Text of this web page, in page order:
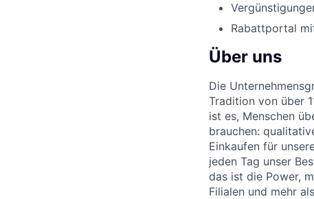
Rabattportal
Über uns
Die
Tradition von über
ist es, Menschen
brauchen:
Einkaufen für
jeden Tag unser
das ist die Power,
Filialen und mehr